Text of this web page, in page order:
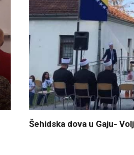
Šehidska dova u Gaju-